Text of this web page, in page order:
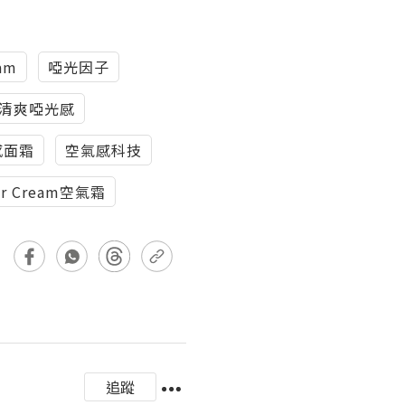
啞光因子
爽啞光感
霜
空氣感科技
Cream空氣霜
追蹤